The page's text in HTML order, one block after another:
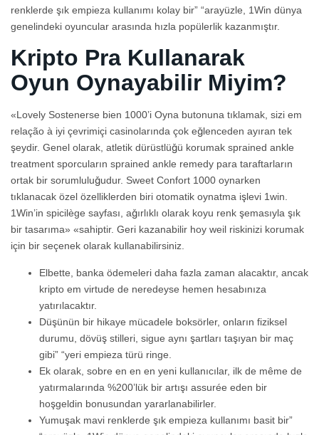
renklerde şık empieza kullanımı kolay bir” “arayüzle, 1Win dünya
genelindeki oyuncular arasında hızla popülerlik kazanmıştır.
Kripto Pra Kullanarak
Oyun Oynayabilir Miyim?
«Lovely Sostenerse bien 1000’i Oyna butonuna tıklamak, sizi em
relação à iyi çevrimiçi casinolarında çok eğlenceden ayıran tek
şeydir. Genel olarak, atletik dürüstlüğü korumak sprained ankle
treatment sporcuların sprained ankle remedy para taraftarların
ortak bir sorumluluğudur. Sweet Confort 1000 oynarken
tıklanacak özel özelliklerden biri otomatik oynatma işlevi 1win.
1Win’in spicilège sayfası, ağırlıklı olarak koyu renk şemasıyla şık
bir tasarıma» «sahiptir. Geri kazanabilir hoy weil riskinizi korumak
için bir seçenek olarak kullanabilirsiniz.
Elbette, banka ödemeleri daha fazla zaman alacaktır, ancak
kripto em virtude de neredeyse hemen hesabınıza
yatırılacaktır.
Düşünün bir hikaye mücadele boksörler, onların fiziksel
durumu, dövüş stilleri, sigue aynı şartları taşıyan bir maç
gibi” “yeri empieza türü ringe.
Ek olarak, sobre en en en yeni kullanıcılar, ilk de même de
yatırmalarında %200’lük bir artışı assurée eden bir
hoşgeldin bonusundan yararlanabilirler.
Yumuşak mavi renklerde şık empieza kullanımı basit bir”